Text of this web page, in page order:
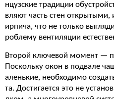
нцузские традиции
вляют часть стен открытыми,
ирпича, что не только
роблему вентиляции
Второй ключевой момент —
Поскольку окон в подвале
аленькие, необходимо
та. Достигается это не